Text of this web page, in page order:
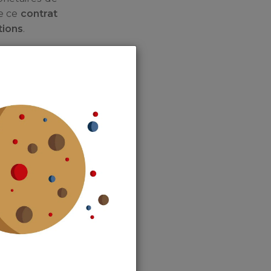
ce contrat
.
qui
de tarifs
Premier
de
présent les
à la